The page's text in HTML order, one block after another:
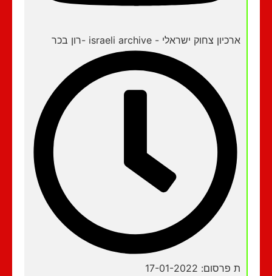
ארכיון צחוק ישראלי - israeli archive -רון בכר
ת פרסום: 17-01-2022